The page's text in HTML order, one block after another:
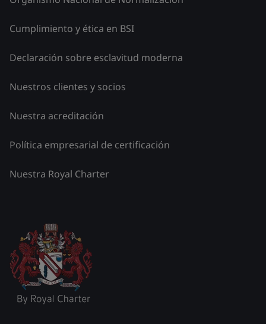
Cumplimiento y ética en BSI
Declaración sobre esclavitud moderna
Nuestros clientes y socios
Nuestra acreditación
Política empresarial de certificación
Nuestra Royal Charter